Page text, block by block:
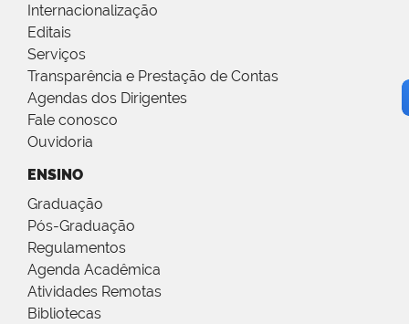
Internacionalização
Editais
Serviços
Transparência e Prestação de Contas
Agendas dos Dirigentes
Fale conosco
Ouvidoria
ENSINO
Graduação
Pós-Graduação
Regulamentos
Agenda Acadêmica
Atividades Remotas
Bibliotecas